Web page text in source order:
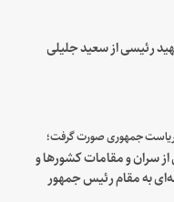
رئیسی از سعید جلیلی
جمهوری صورت گرفت؛
90 تن از سران و مقامات کشورها و
به مقام رئیس جمهور